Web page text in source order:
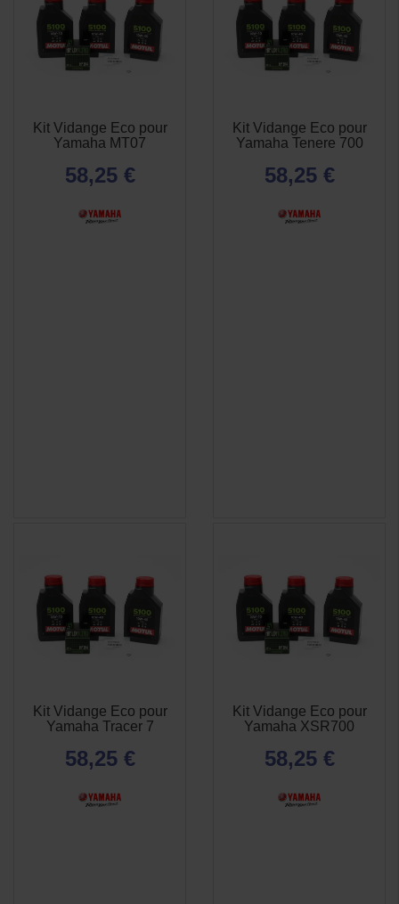
Kit Vidange Eco pour
Yamaha MT07
58,25 €
Kit Vidange Eco pour
Yamaha Tenere 700
58,25 €
APERÇU
RAPIDE
Kit Vidange Eco pour
Yamaha Tracer 7
58,25 €
 APERÇU
RAPIDE
Kit Vidange Eco pour
Yamaha XSR700
58,25 €
APERÇU
RAPIDE
APERÇU
RAPIDE